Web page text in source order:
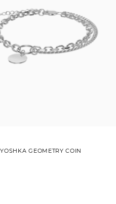
GEOMETRY COIN